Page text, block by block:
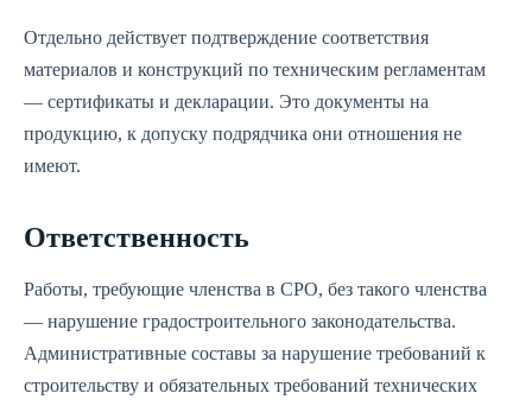
Отдельно действует подтверждение соответствия
материалов и конструкций по техническим регламентам
— сертификаты и декларации. Это документы на
продукцию, к допуску подрядчика они отношения не
имеют.
Ответственность
Работы, требующие членства в СРО, без такого членства
— нарушение градостроительного законодательства.
Административные составы за нарушение требований к
строительству и обязательных требований технических